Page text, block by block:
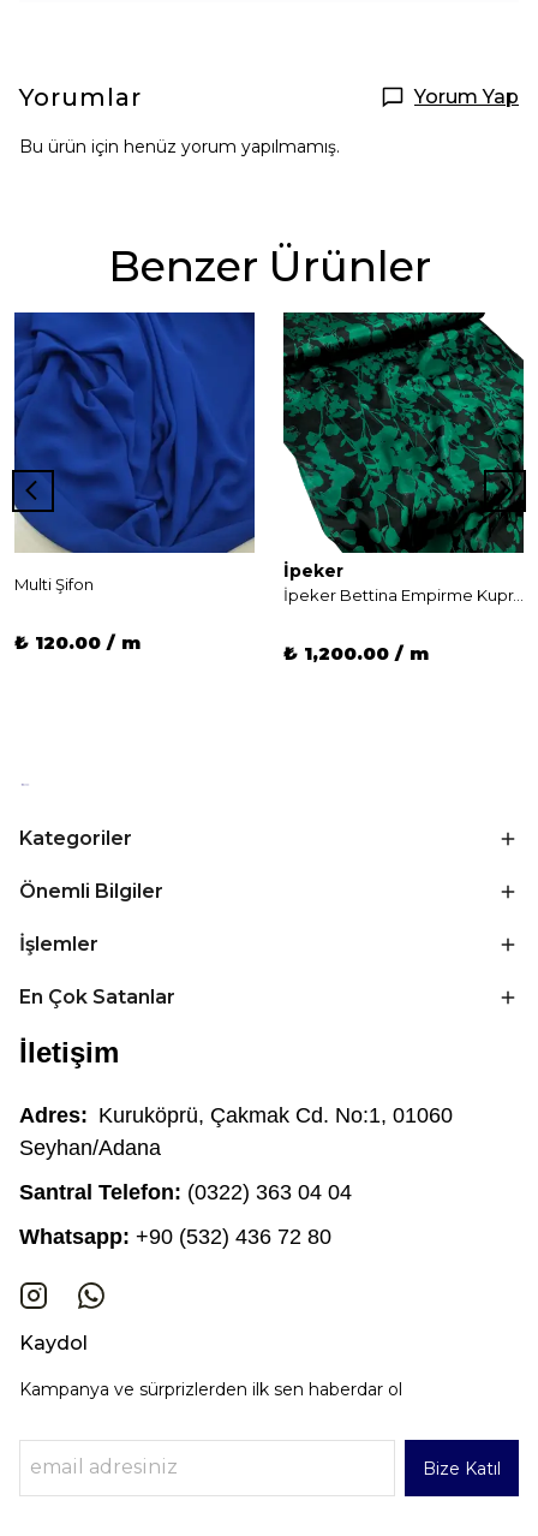
Yorumlar Yorum Yap
Bu ürün için henüz yorum yapılmamış.
Benzer Ürünler
Multi Şifon
₺ 120.00 / m
İpeker
İpeker Bettina Empirme Kupra (Cupro) İpeği
₺ 1,200.00 / m
Kategoriler
Önemli Bilgiler
İşlemler
En Çok Satanlar
İletişim
Adres: Kuruköprü, Çakmak Cd. No:1, 01060
Seyhan/Adana
Santral Telefon: (0322) 363 04 04
Whatsapp: +90 (532) 436 72 80
Kaydol
Kampanya ve sürprizlerden ilk sen haberdar ol
Bize Katıl